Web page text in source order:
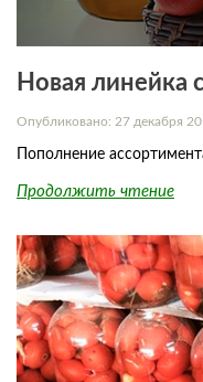
Новая линейка
Опубликовано: 27 декабря
Пополнение
Продолжить чтение